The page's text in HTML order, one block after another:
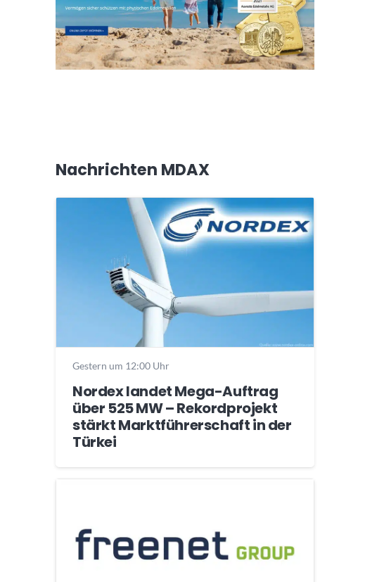
Nachrichten MDAX
Gestern um 12:00 Uhr
Nordex landet Mega-Auftrag
über 525 MW – Rekordprojekt
stärkt Marktführerschaft in der
Türkei